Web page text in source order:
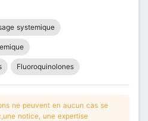
systemique
Fluoroquinolones
ne peuvent en aucun cas se
notice, une expertise